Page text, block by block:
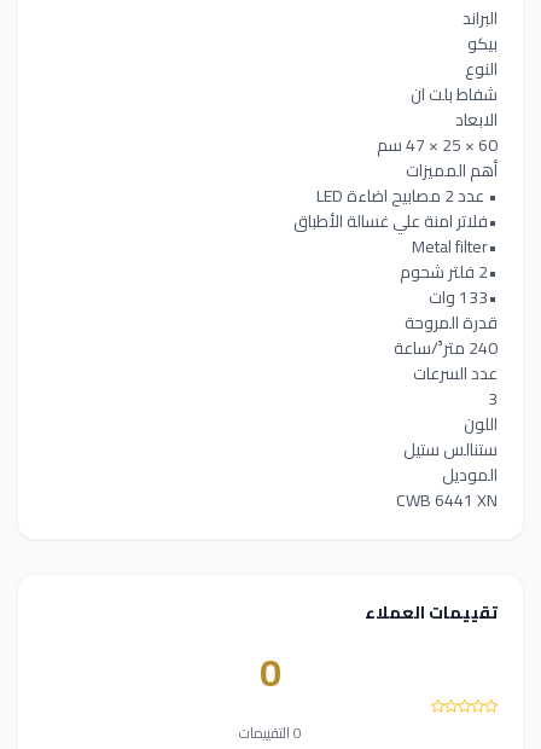
البراند
بيكو
النوع
شفاط بلت ان
الابعاد
60 × 25 × 47 سم
أهم المميزات
• عدد 2 مصابيح اضاءة LED
•فلاتر امنة علي غسالة الأطباق
•Metal filter
•2 فلتر شحوم
•133 وات
قدرة المروحة
240 متر³/ساعة
عدد السرعات
3
اللون
ستنالس ستيل
الموديل
CWB 6441 XN
تقييمات العملاء
0
0 التقييمات